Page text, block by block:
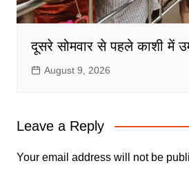
दूसरे सोमवार से पहले काशी में
August 9, 2026
Leave a Reply
Your email address will not be